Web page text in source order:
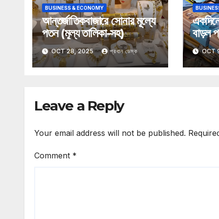
BUSINESS & ECONOMY
আন্তর্জাতিকবাজারে সোনার মূল্যে
পতন (মূল্য তালিকা-সহ)
OCT 28, 2025 প্রধান ডেস্ক
বাড়ল
OCT
Leave a Reply
Your email address will not be published.
Comment *